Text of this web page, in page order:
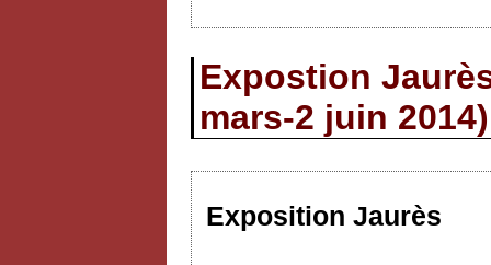
Expostion
mars-2 juin 2014)
Exposition Jaurès